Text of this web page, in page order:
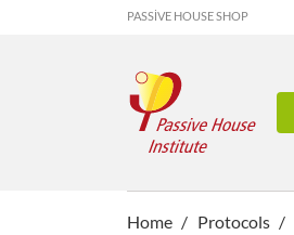
PASSIVE HOUSE SHOP
Home Protocols